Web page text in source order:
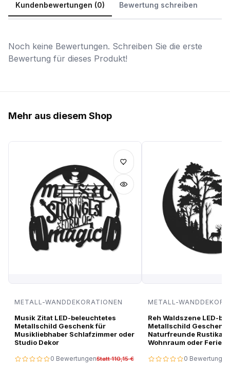
Kundenbewertungen (0) Bewertung schreiben
Noch keine Bewertungen. Schreiben Sie die erste
Bewertung für dieses Produkt!
Mehr aus diesem Shop
METALL-WANDDEKORATIONEN
Musik Zitat LED-beleuchtetes
Metallschild Geschenk für
Musikliebhaber Schlafzimmer oder
Studio Dekor
0 BewertungenStatt 110,15 €
METALL-
Reh Waldszene LED-
Metallschild Geschenk
Naturfreunde
Wohnraum oder
0 Bewertungen